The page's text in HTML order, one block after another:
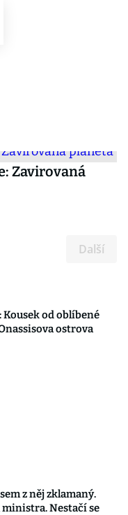
Zavirovaná
Další
Kousek od oblíbené
ostrova
z něj zklamaný.
Nestačí se